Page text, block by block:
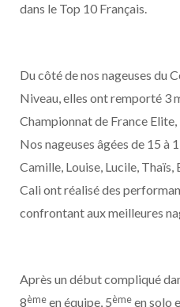
dans le Top 10 Français.
Du côté de nos nageuses du
Niveau, elles ont remporté 3
Championnat de France
Nos nageuses âgées de 15 à
Camille, Louise, Lucile,
Cali ont réalisé des
confrontant aux meilleures
Après un début compliqué
8èmeen équipe, 5èmeen solo